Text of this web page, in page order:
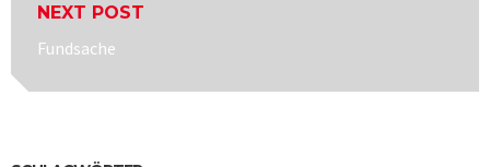
NEXT POST
Next
Fundsache